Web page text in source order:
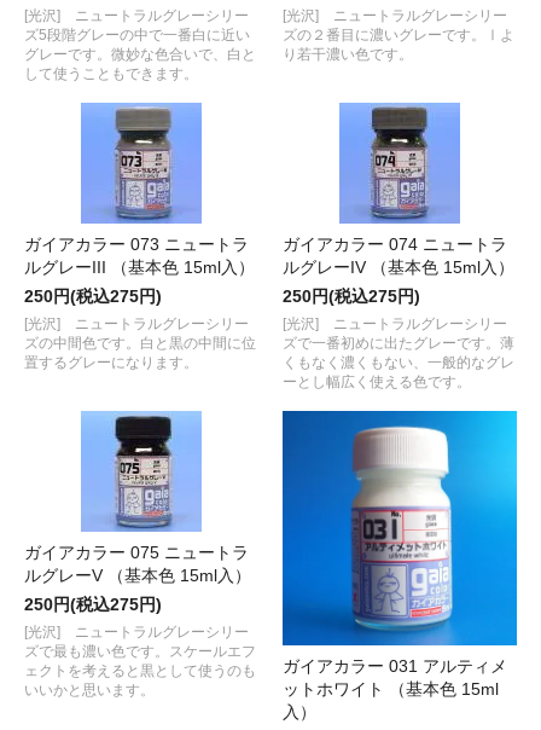
[光沢] ニュートラルグレーシリー
ズ5段階グレーの中で一番白に近い
グレーです。微妙な色合いで、白と
して使うこともできます。
[光沢] ニュートラルグレーシリー
ズの２番目に濃いグレーです。Ⅰよ
り若干濃い色です。
ガイアカラー 073 ニュートラ
ルグレーIII （基本色 15ml入）
250円(税込275円)
[光沢] ニュートラルグレーシリー
ズの中間色です。白と黒の中間に位
置するグレーになります。
ガイアカラー 074 ニュートラ
ルグレーIV （基本色 15ml入）
250円(税込275円)
[光沢] ニュートラルグレーシリー
ズで一番初めに出たグレーです。薄
くもなく濃くもない、一般的なグレ
ーとし幅広く使える色です。
ガイアカラー 075 ニュートラ
ルグレーV （基本色 15ml入）
250円(税込275円)
[光沢] ニュートラルグレーシリー
ズで最も濃い色です。スケールエフ
ェクトを考えると黒として使うのも
いいかと思います。
ガイアカラー 031 アルティメ
ットホワイト （基本色 15ml
入）